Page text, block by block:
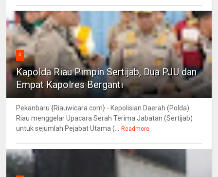
4
Kapolda Riau Pimpin Sertijab, Dua PJU dan
Empat Kapolres Berganti
Pekanbaru {Riauwicara.com} - Kepolisian Daerah (Polda)
Riau menggelar Upacara Serah Terima Jabatan (Sertijab)
untuk sejumlah Pejabat Utama (... Readmore